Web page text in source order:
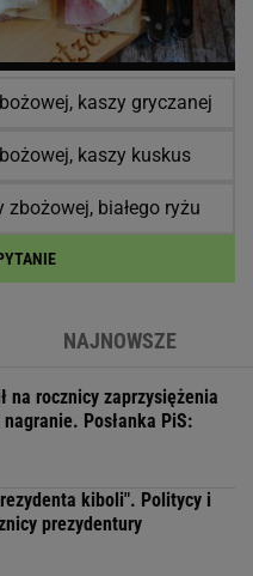
kaszy gryczanej
kaszy kuskus
białego ryżu
NAJNOWSZE
na rocznicy zaprzysiężenia
Posłanka PiS:
kiboli". Politycy i
prezydentury